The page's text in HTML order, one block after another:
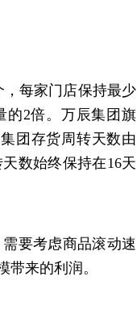
，每家门店保持最少
的2倍。万辰集团旗
团存货周转天数由
数始终保持在16天
要考虑商品滚动速
来的利润。